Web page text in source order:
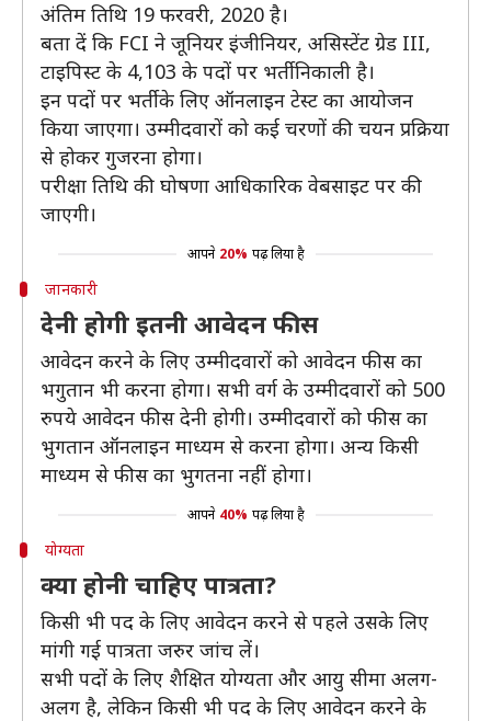
अंतिम तिथि 19 फरवरी, 2020 है।
बता दें कि FCI ने जूनियर इंजीनियर, असिस्टेंट ग्रेड III,
टाइपिस्ट के 4,103 के पदों पर भर्ती निकाली है।
इन पदों पर भर्ती के लिए ऑनलाइन टेस्ट का आयोजन
किया जाएगा। उम्मीदवारों को कई चरणों की चयन प्रक्रिया
से होकर गुजरना होगा।
परीक्षा तिथि की घोषणा आधिकारिक वेबसाइट पर की
जाएगी।
आपने 20% पढ़ लिया है
जानकारी
देनी होगी इतनी आवेदन फीस
आवेदन करने के लिए उम्मीदवारों को आवेदन फीस का
भगुतान भी करना होगा। सभी वर्ग के उम्मीदवारों को 500
रुपये आवेदन फीस देनी होगी। उम्मीदवारों को फीस का
भुगतान ऑनलाइन माध्यम से करना होगा। अन्य किसी
माध्यम से फीस का भुगतना नहीं होगा।
आपने 40% पढ़ लिया है
योग्यता
क्या होनी चाहिए पात्रता?
किसी भी पद के लिए आवेदन करने से पहले उसके लिए
मांगी गई पात्रता जरुर जांच लें।
सभी पदों के लिए शैक्षित योग्यता और आयु सीमा अलग-
अलग है, लेकिन किसी भी पद के लिए आवेदन करने के